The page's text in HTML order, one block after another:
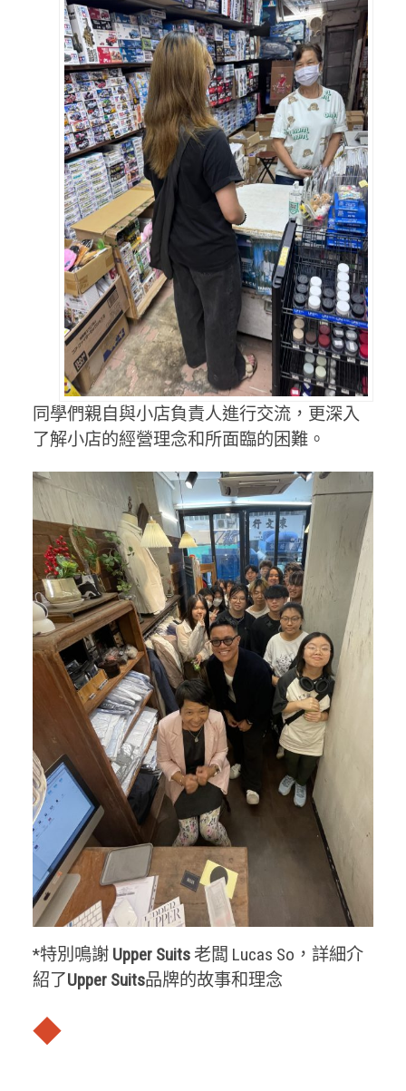
同學們親自與小店負責人進行交流，更深入
了解小店的經營理念和所面臨的困難。
*特別鳴謝 Upper Suits老闆 Lucas So，詳細介
紹了Upper Suits品牌的故事和理念
◆